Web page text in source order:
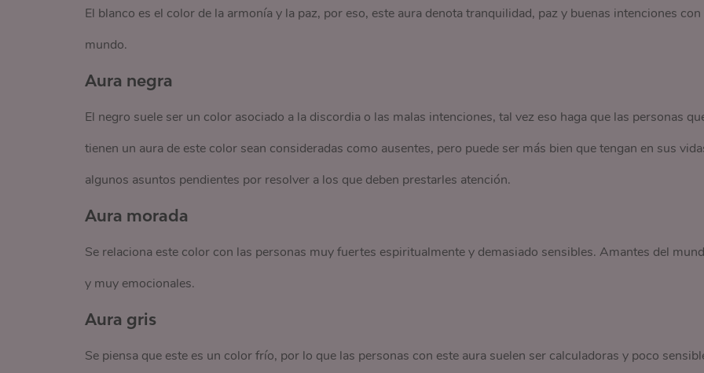
El blanco es el color de la armonía y la paz, por eso, este aura denota tranquilidad, paz y buenas intenciones con
mundo.
Aura negra
El negro suele ser un color asociado a la discordia o las malas intenciones, tal vez eso haga que las personas
tienen un aura de este color sean consideradas como ausentes, pero puede ser más bien que tengan en sus
algunos asuntos pendientes por resolver a los que deben prestarles atención.
Aura morada
Se relaciona este color con las personas muy fuertes espiritualmente y demasiado sensibles. Amantes del
y muy emocionales.
Aura gris
Se piensa que este es un color frío, por lo que las personas con este aura suelen ser calculadoras y poco